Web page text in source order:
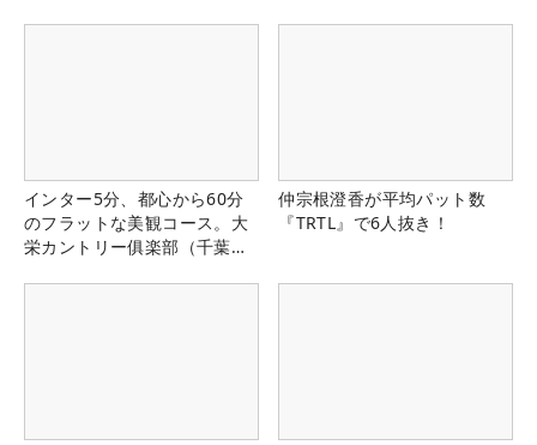
インター5分、都心から60分
のフラットな美観コース。大
栄カントリー俱楽部（千葉
仲宗根澄香が平均パット数
『TRTL』で6人抜き！